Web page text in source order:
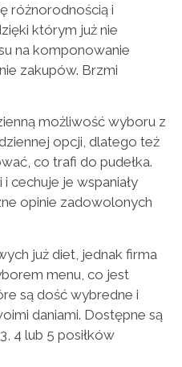
różnorodnością i
którym już nie
na komponowanie
zakupów. Brzmi
możliwość wyboru z
opcji, dlatego też
co trafi do pudełka.
cechuje je wspaniały
opinie zadowolonych
już diet, jednak firma
menu, co jest
są dość wybredne i
daniami. Dostępne są
4 lub 5 posiłków